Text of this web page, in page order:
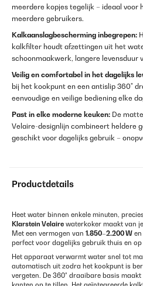
meerdere kopjes tegelijk – ideaal voor
meerdere gebruikers.
Kalkaanslagbescherming inbegrepen:
kalkfilter houdt afzettingen uit het
schoonmaakwerk, langere levensduur
Veilig en comfortabel in het dagelijks
bij het kookpunt en een antislip 360°
eenvoudige en veilige bediening elke
Past in elke moderne keuken: De
Velaire-designlijn combineert heldere
geschikt voor dagelijks gebruik –
Productdetails
Heet water binnen enkele minuten,
Klarstein Velaire waterkoker maakt van
Met een vermogen van 1.850–2.200 W
perfect voor dagelijks gebruik thuis en
Het apparaat verwarmt water snel tot
automatisch uit zodra het kookpunt is
vergeten. De 360° draaibare basis